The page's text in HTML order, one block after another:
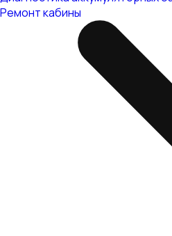
Ремонт кабины